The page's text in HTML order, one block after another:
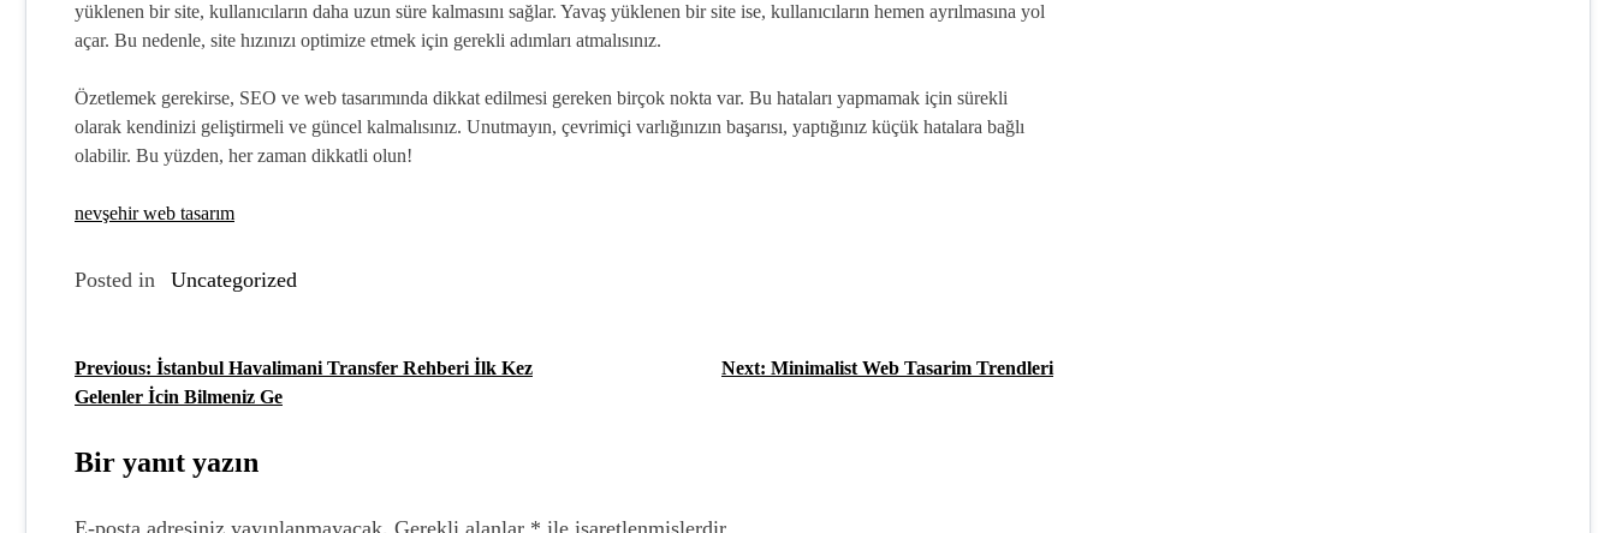
yüklenen bir site, kullanıcıların daha uzun süre kalmasını sağlar. Yavaş yüklenen bir site ise, kullanıcıların hemen ayrılmasına yol
açar. Bu nedenle, site hızınızı optimize etmek için gerekli adımları atmalısınız.
Özetlemek gerekirse, SEO ve web tasarımında dikkat edilmesi gereken birçok nokta var. Bu hataları yapmamak için sürekli
olarak kendinizi geliştirmeli ve güncel kalmalısınız. Unutmayın, çevrimiçi varlığınızın başarısı, yaptığınız küçük hatalara bağlı
olabilir. Bu yüzden, her zaman dikkatli olun!
nevşehir web tasarım
Posted in Uncategorized
Y
z
Previous: İstanbul Havalimani Transfer Rehberi İlk Kez
Gelenler İcin Bilmeniz Ge
Next: Minimalist Web Tasarim Trendleri
Bir yanıt yazın